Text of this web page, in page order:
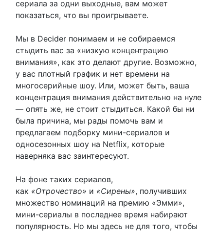
сериала за одни выходные, вам может
показаться, что вы проигрываете.
Мы в Decider понимаем и не собираемся
стыдить вас за «низкую концентрацию
внимания», как это делают другие. Возможно,
у вас плотный график и нет времени на
многосерийные шоу. Или, может быть, ваша
концентрация внимания действительно на нуле
— опять же, не стоит стыдиться. Какой бы ни
была причина, мы рады помочь вам и
предлагаем подборку мини-сериалов и
односезонных шоу на Netflix, которые
наверняка вас заинтересуют.
На фоне таких сериалов,
как «Отрочество» и «Сирены», получивших
множество номинаций на премию «Эмми»,
мини-сериалы в последнее время набирают
популярность. Но мы здесь не для того, чтобы